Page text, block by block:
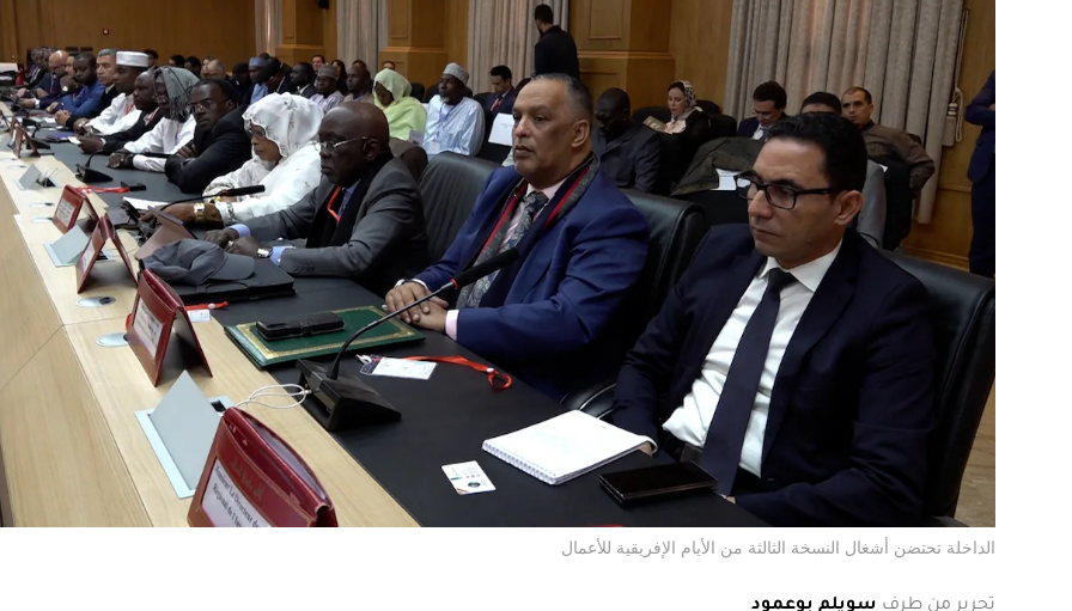
الداخلة تحتضن أشغال النسخة الثالثة من الأيام الإفريقية للأعمال
تحرير من طرف سويلم بوعمود